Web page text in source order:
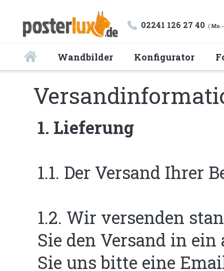
02241 126 27 40 (
Wandbilder Konfigurator
1. Lieferung
1.1. Der Versand Ihrer
1.2. Wir versenden
Sie den Versand in
Sie uns bitte eine